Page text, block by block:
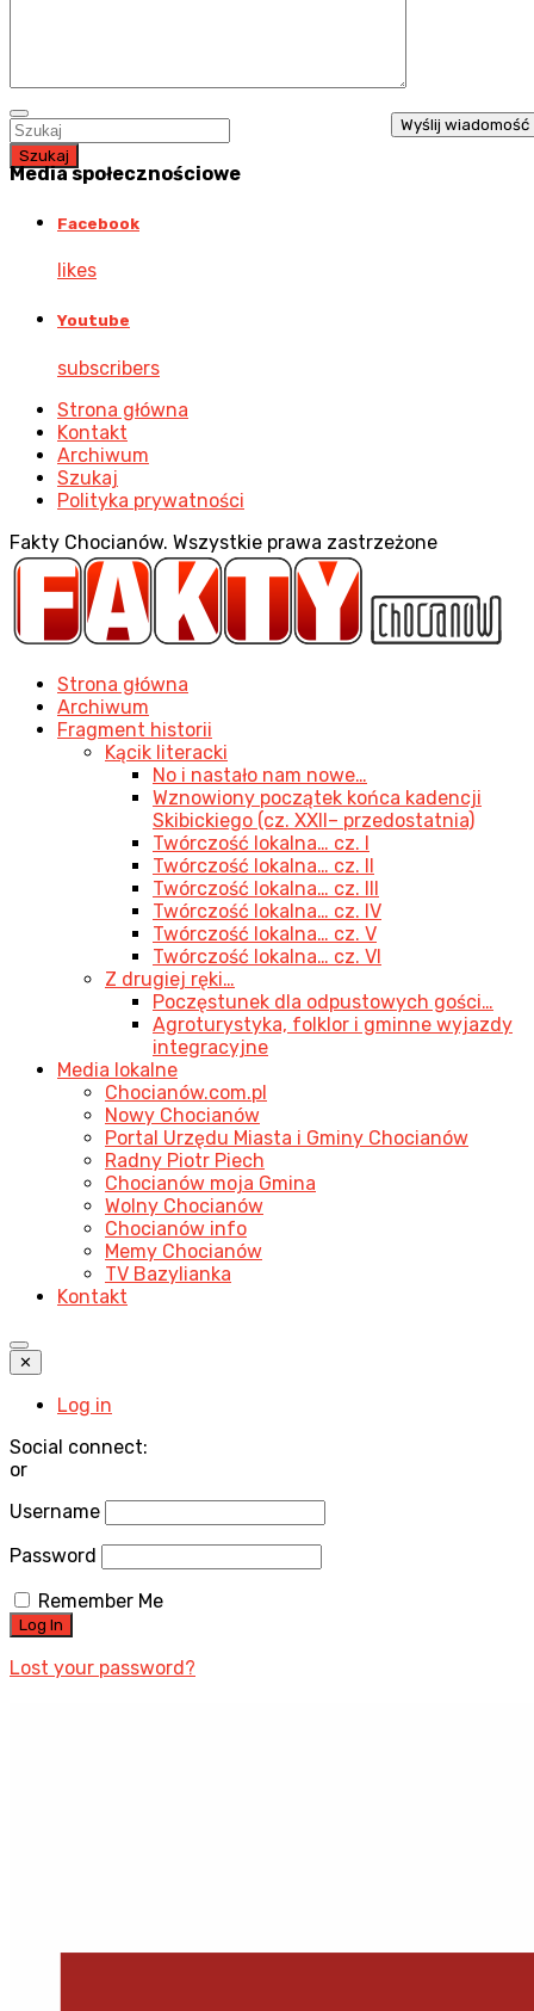
Szukaj
Mediaspołecznościowe
Facebook
likes
Youtube
subscribers
Strona główna
Kontakt
Archiwum
Szukaj
Polityka prywatności
Fakty Chocianów. Wszystkie prawa zastrzeżone
Strona główna
Archiwum
Fragment historii
Kącik literacki
No i nastało nam nowe…
Wznowiony początek końca kadencji
Skibickiego (cz. XXII– przedostatnia)
Twórczość lokalna… cz. I
Twórczość lokalna… cz. II
Twórczość lokalna… cz. III
Twórczość lokalna… cz. IV
Twórczość lokalna… cz. V
Twórczość lokalna… cz. VI
Z drugiej ręki…
Poczęstunek dla odpustowych gości…
Agroturystyka, folklor i gminne wyjazdy
integracyjne
Media lokalne
Chocianów.com.pl
Nowy Chocianów
Portal Urzędu Miasta i Gminy Chocianów
Radny Piotr Piech
Chocianów moja Gmina
Wolny Chocianów
Chocianów info
Memy Chocianów
TV Bazylianka
Kontakt
✕
Log in
Social connect:
or
Username
Password
Remember Me
Lost your password?